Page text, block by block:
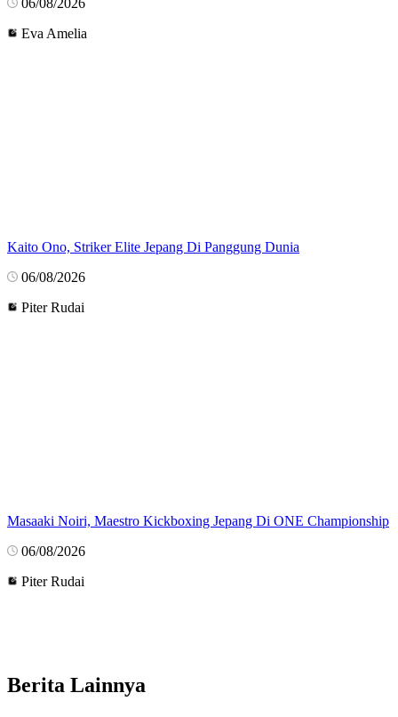
06/08/2026
Eva Amelia
Kaito Ono, Striker Elite Jepang Di Panggung Dunia
06/08/2026
Piter Rudai
Masaaki Noiri, Maestro Kickboxing Jepang Di ONE Championship
06/08/2026
Piter Rudai
Berita Lainnya